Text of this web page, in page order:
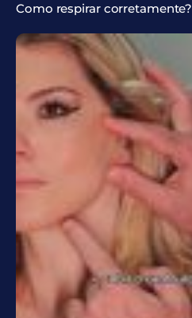
Como respirar corretamente?